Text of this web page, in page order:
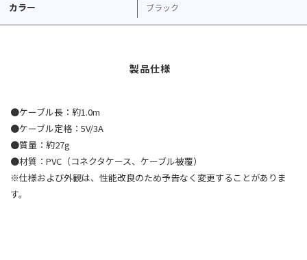
カラー ブラック
●ケーブル長：約1.0m
●ケーブル定格：5V/3A
●質量：約27g
●材質：PVC（コネクタケース、ケーブル被覆）
※仕様および外観は、性能改良のため予告なく変更することがありま
す。